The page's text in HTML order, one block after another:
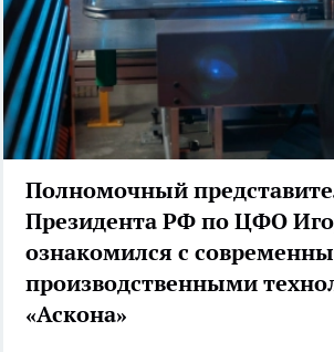
Полномочный
Президента РФ по ЦФО
ознакомился с
производственными
«Аскона»